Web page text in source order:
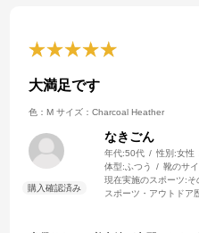
大満足です
色：M サイズ：Charcoal Heather
なきごん
年代:50代 性別:女性
体型: ふつう 靴のサ
現在実施のスポーツ:そ
スポーツ・アウトドア